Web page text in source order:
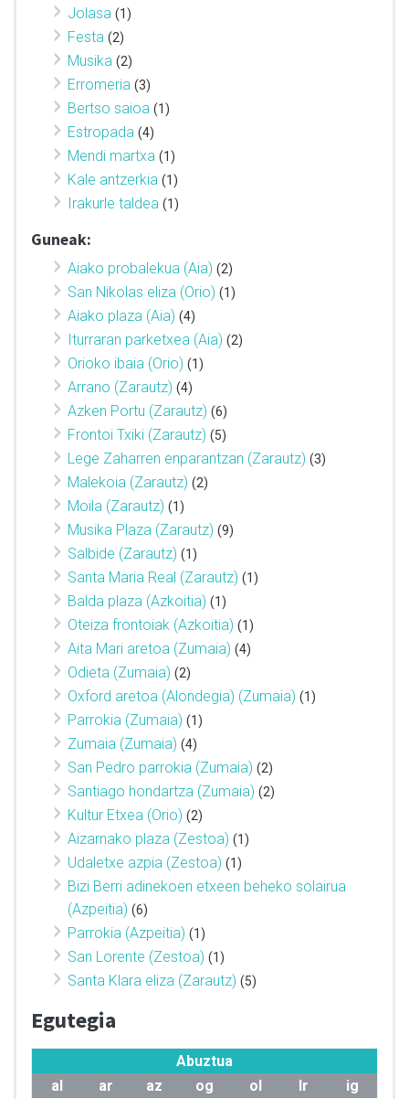
Jolasa (1)
Festa (2)
Musika (2)
Erromeria (3)
Bertso saioa (1)
Estropada (4)
Mendi martxa (1)
Kale antzerkia (1)
Irakurle taldea (1)
Guneak:
Aiako probalekua (Aia) (2)
San Nikolas eliza (Orio) (1)
Aiako plaza (Aia) (4)
Iturraran parketxea (Aia) (2)
Orioko ibaia (Orio) (1)
Arrano (Zarautz) (4)
Azken Portu (Zarautz) (6)
Frontoi Txiki (Zarautz) (5)
Lege Zaharren enparantzan (Zarautz) (3)
Malekoia (Zarautz) (2)
Moila (Zarautz) (1)
Musika Plaza (Zarautz) (9)
Salbide (Zarautz) (1)
Santa Maria Real (Zarautz) (1)
Balda plaza (Azkoitia) (1)
Oteiza frontoiak (Azkoitia) (1)
Aita Mari aretoa (Zumaia) (4)
Odieta (Zumaia) (2)
Oxford aretoa (Alondegia) (Zumaia) (1)
Parrokia (Zumaia) (1)
Zumaia (Zumaia) (4)
San Pedro parrokia (Zumaia) (2)
Santiago hondartza (Zumaia) (2)
Kultur Etxea (Orio) (2)
Aizarnako plaza (Zestoa) (1)
Udaletxe azpia (Zestoa) (1)
Bizi Berri adinekoen etxeen beheko solairua
(Azpeitia) (6)
Parrokia (Azpeitia) (1)
San Lorente (Zestoa) (1)
Santa Klara eliza (Zarautz) (5)
Egutegia
Abuztua
al
ar az og ol lr
ig